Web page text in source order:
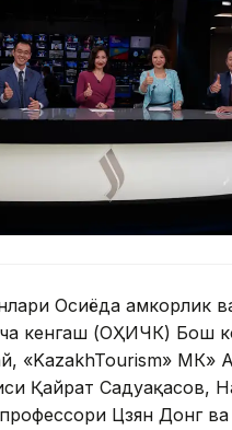
Осиёда ҳамкорлик
кенгаш (ОҲИЧК) Бош
«KazakhTourism» МК»
Қайрат Садуақасов,
Цзян Донг ва